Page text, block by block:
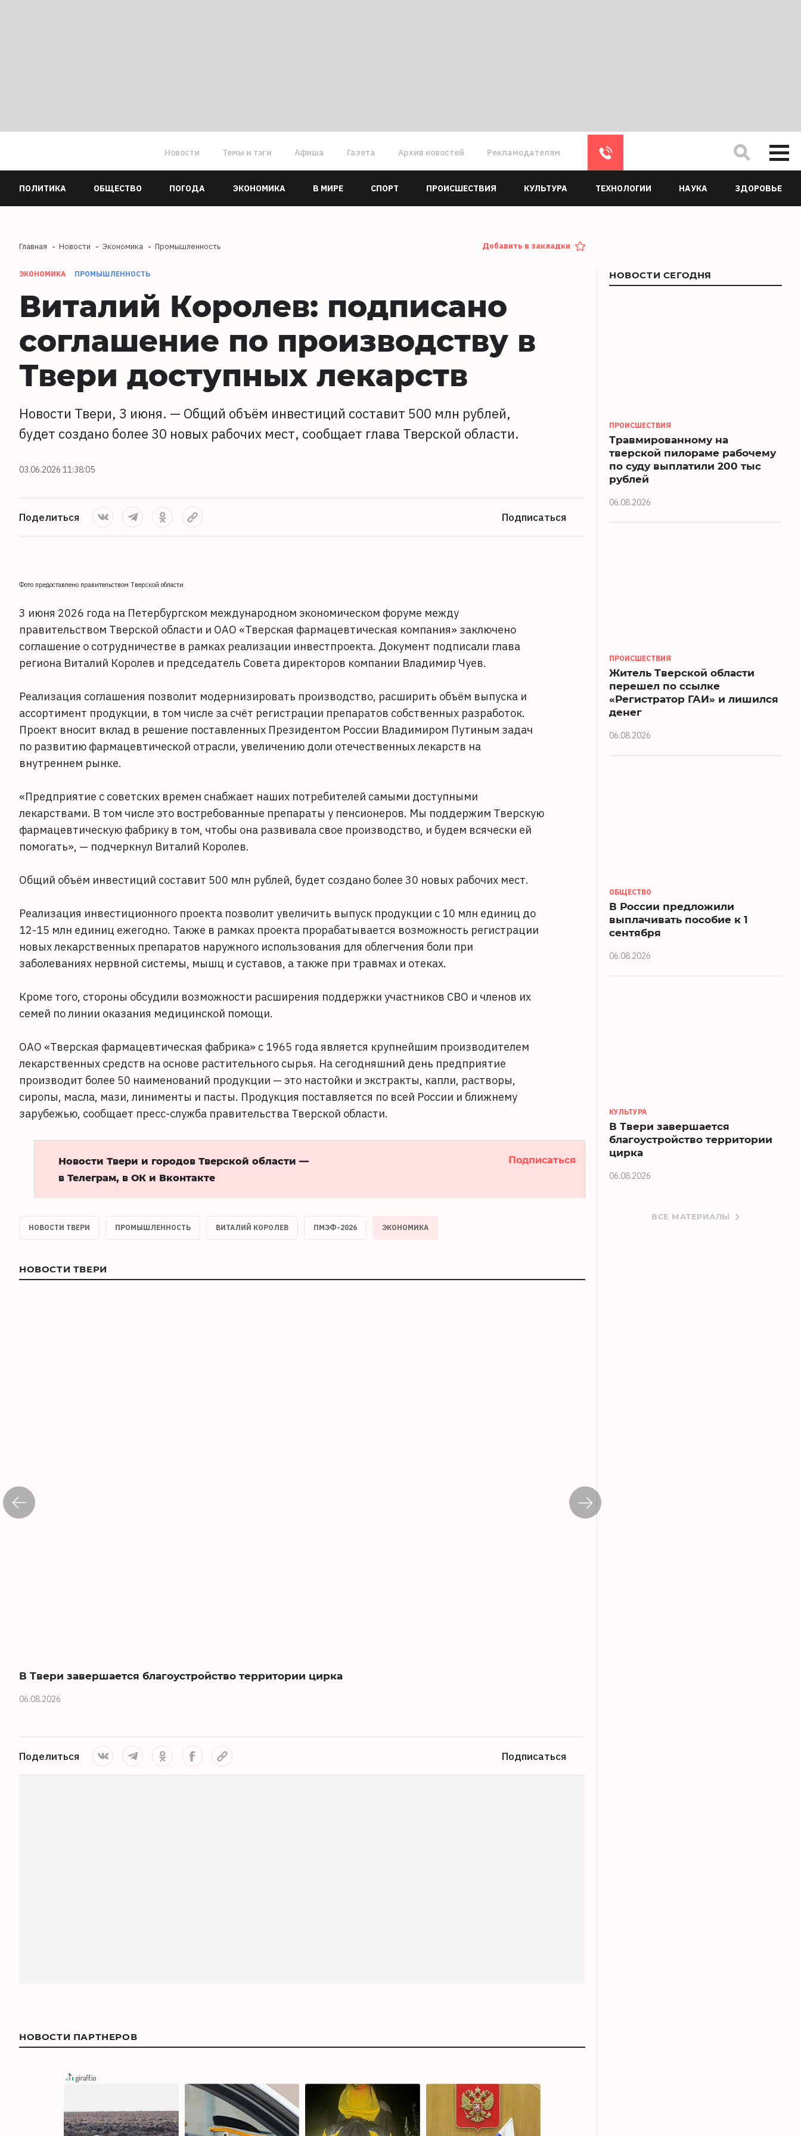
Новости Темы и тэги Афиша Газета Архив новостей Рекламодателям
ПОЛИТИКА ОБЩЕСТВО ПОГОДА ЭКОНОМИКА В МИРЕ СПОРТ ПРОИСШЕСТВИЯ КУЛЬТУРА ТЕХНОЛОГИИ НАУКА ЗДОРОВЬЕ
Главная Новости Экономика Промышленность Добавить в закладки
ЭКОНОМИКА ПРОМЫШЛЕННОСТЬ
Виталий Королев: подписано
соглашение по производству в
Твери доступных лекарств
Новости Твери, 3 июня. — Общий объём инвестиций составит 500 млн рублей,
будет создано более 30 новых рабочих мест, сообщает глава Тверской области.
03.06.2026 11:38:05
Поделиться Подписаться
Фото предоставлено правительством Тверской области
3 июня 2026 года на Петербургском международном экономическом форуме между
правительством Тверской области и ОАО «Тверская фармацевтическая компания» заключено
соглашение о сотрудничестве в рамках реализации инвестпроекта. Документ подписали глава
региона Виталий Королев и председатель Совета директоров компании Владимир Чуев.
Реализация соглашения позволит модернизировать производство, расширить объём выпуска и
ассортимент продукции, в том числе за счёт регистрации препаратов собственных разработок.
Проект вносит вклад в решение поставленных Президентом России Владимиром Путиным задач
по развитию фармацевтической отрасли, увеличению доли отечественных лекарств на
внутреннем рынке.
«Предприятие с советских времен снабжает наших потребителей самыми доступными
лекарствами. В том числе это востребованные препараты у пенсионеров. Мы поддержим Тверскую
фармацевтическую фабрику в том, чтобы она развивала свое производство, и будем всячески ей
помогать», — подчеркнул Виталий Королев.
Общий объём инвестиций составит 500 млн рублей, будет создано более 30 новых рабочих мест.
Реализация инвестиционного проекта позволит увеличить выпуск продукции с 10 млн единиц до
12-15 млн единиц ежегодно. Также в рамках проекта прорабатывается возможность регистрации
новых лекарственных препаратов наружного использования для облегчения боли при
заболеваниях нервной системы, мышц и суставов, а также при травмах и отеках.
Кроме того, стороны обсудили возможности расширения поддержки участников СВО и членов их
семей по линии оказания медицинской помощи.
ОАО «Тверская фармацевтическая фабрика» с 1965 года является крупнейшим производителем
лекарственных средств на основе растительного сырья. На сегодняшний день предприятие
производит более 50 наименований продукции — это настойки и экстракты, капли, растворы,
сиропы, масла, мази, линименты и пасты. Продукция поставляется по всей России и ближнему
зарубежью, сообщает пресс-служба правительства Тверской области.
Новости Твери и городов Тверской области —
в Телеграм, в ОК и Вконтакте
Подписаться
НОВОСТИ ТВЕРИ ПРОМЫШЛЕННОСТЬ ВИТАЛИЙ КОРОЛЕВ ПМЭФ-2026 ЭКОНОМИКА
НОВОСТИ ТВЕРИ
В Твери завершается благоустройство территории цирка
06.08.2026
Поделиться Подписаться
НОВОСТИ ПАРТНЕРОВ
НОВОСТИ СЕГОДНЯ
ПРОИСШЕСТВИЯ
Травмированному на
тверской пилораме рабочему
по суду выплатили 200 тыс
рублей
06.08.2026
ПРОИСШЕСТВИЯ
Житель Тверской области
перешел по ссылке
«Регистратор ГАИ» и лишился
денег
06.08.2026
ОБЩЕСТВО
В России предложили
выплачивать пособие к 1
сентября
06.08.2026
КУЛЬТУРА
В Твери завершается
благоустройство территории
цирка
06.08.2026
ВСЕ МАТЕРИАЛЫ